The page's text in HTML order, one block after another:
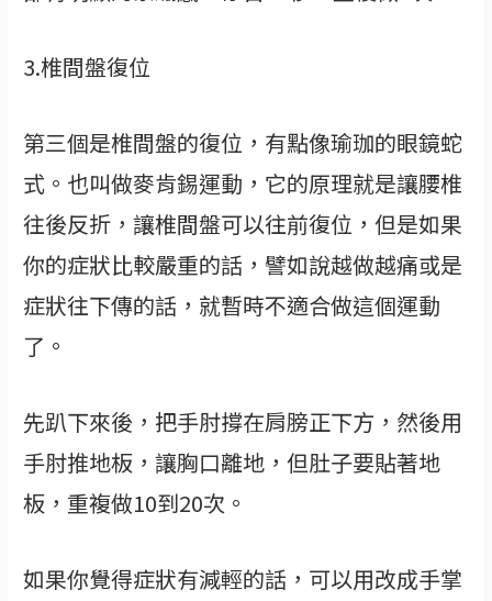
3.椎間盤復位
第三個是椎間盤的復位，有點像瑜珈的眼鏡蛇
式。也叫做麥肯錫運動，它的原理就是讓腰椎
往後反折，讓椎間盤可以往前復位，但是如果
你的症狀比較嚴重的話，譬如說越做越痛或是
症狀往下傳的話，就暫時不適合做這個運動
了。
先趴下來後，把手肘撐在肩膀正下方，然後用
手肘推地板，讓胸口離地，但肚子要貼著地
板，重複做10到20次。
如果你覺得症狀有減輕的話，可以用改成手掌